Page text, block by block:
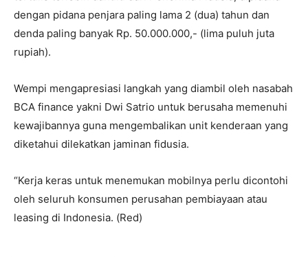
dengan pidana penjara paling lama 2 (dua) tahun dan
denda paling banyak Rp. 50.000.000,- (lima puluh juta
rupiah).
Wempi mengapresiasi langkah yang diambil oleh nasabah
BCA finance yakni Dwi Satrio untuk berusaha memenuhi
kewajibannya guna mengembalikan unit kenderaan yang
diketahui dilekatkan jaminan fidusia.
“Kerja keras untuk menemukan mobilnya perlu dicontohi
oleh seluruh konsumen perusahan pembiayaan atau
leasing di Indonesia. (Red)